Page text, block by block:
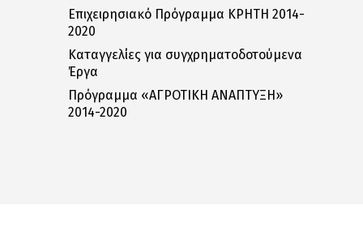
Επιχειρησιακό Πρόγραμμα ΚΡΗΤΗ 2014-
2020
Καταγγελίες για συγχρηματοδοτούμενα
Έργα
Πρόγραμμα «ΑΓΡΟΤΙΚΗ ΑΝΑΠΤΥΞΗ»
2014-2020